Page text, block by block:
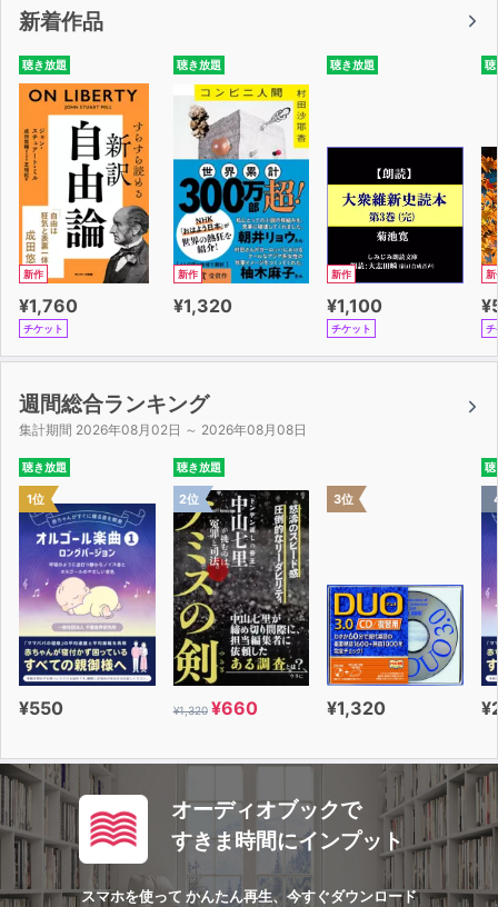
ついつい頑張ってしまいがちな人ほど、メリハリをつけ
て、
リラックスすべきときにはしっかりと体と心を休め、疲れ
をとっておくことが大切です。
上手に休めば、心も身体もラクになり、そしてよりよいパ
フォーマンスを発揮することができます。
仕事や家事で忙しい方でも、本作品なら「自分にもできそ
う」という実践メニューがきっと見つかります。
まずは1つ、無理なく生活の中に取り入れて、効果を実感
それが、あなたの生活をもっと生き生きとしたものに変え
休み方を工夫すれば、あなたの日常生活は、体調やストレ
スに邪魔されず、
やりたいと思ったことができる充実したものに変わってい
きます。
どうしても溜まってくる疲れとの上手な付き合い方を身に
つけて、あなたも元気に過ごす毎日を手に入れましょう！
新着作品
聴き放題
新作
¥1,760
チケット
聴き放題
新作
¥1,320
聴き放題
新作
¥1,100
チケット
聴
新
チ
週間総合ランキング
集計期間 2026年08月02日 ～ 2026年08月08日
聴き放題
1位
¥550
聴き放題
2位
¥1,320 ¥660
3位
¥1,320
聴
オーディオブックで
すきま時間にインプット
スマホを使って かんたん再生、今すぐダウンロード